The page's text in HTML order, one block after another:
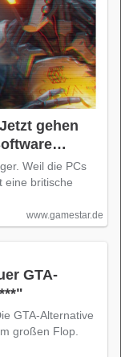
gehen
Weil die PCs
eine britische
www.gamestar.de
GTA-
GTA-Alternative
großen Flop.